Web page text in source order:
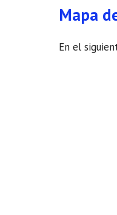
Mapa
En el